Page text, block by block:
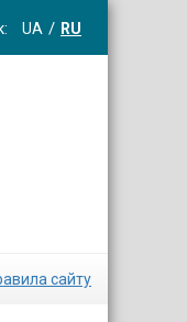
UA RU
сайту